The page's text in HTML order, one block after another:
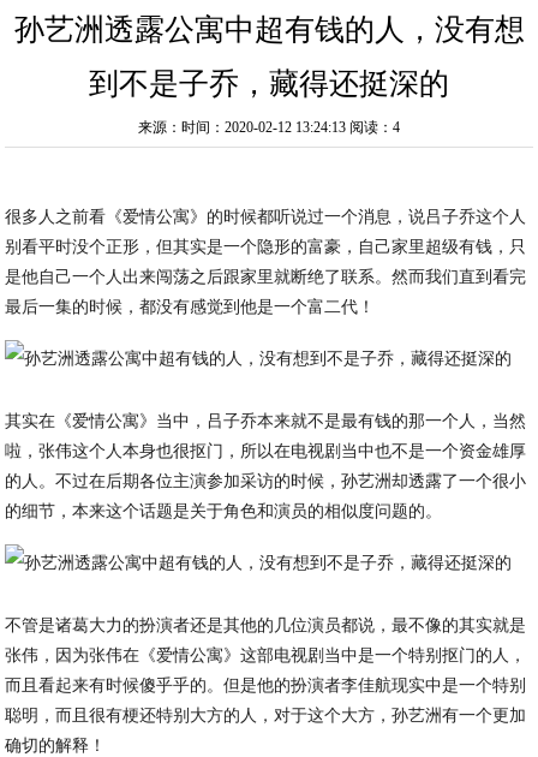
孙艺洲透露公寓中超有钱的人，没有想
到不是子乔，藏得还挺深的
来源：时间：2020-02-12 13:24:13 阅读：4
很多人之前看《爱情公寓》的时候都听说过一个消息，说吕子乔这个人
别看平时没个正形，但其实是一个隐形的富豪，自己家里超级有钱，只
是他自己一个人出来闯荡之后跟家里就断绝了联系。然而我们直到看完
最后一集的时候，都没有感觉到他是一个富二代！
其实在《爱情公寓》当中，吕子乔本来就不是最有钱的那一个人，当然
啦，张伟这个人本身也很抠门，所以在电视剧当中也不是一个资金雄厚
的人。不过在后期各位主演参加采访的时候，孙艺洲却透露了一个很小
的细节，本来这个话题是关于角色和演员的相似度问题的。
不管是诸葛大力的扮演者还是其他的几位演员都说，最不像的其实就是
张伟，因为张伟在《爱情公寓》这部电视剧当中是一个特别抠门的人，
而且看起来有时候傻乎乎的。但是他的扮演者李佳航现实中是一个特别
聪明，而且很有梗还特别大方的人，对于这个大方，孙艺洲有一个更加
确切的解释！